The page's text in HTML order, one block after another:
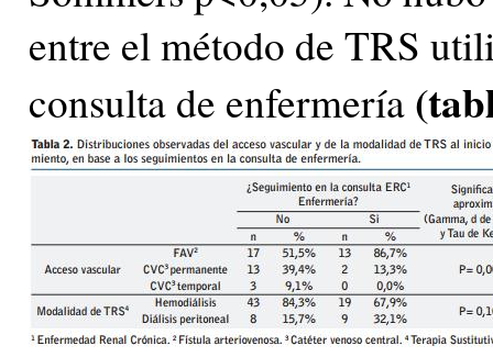
entre el método de TRS
consulta de enfermería